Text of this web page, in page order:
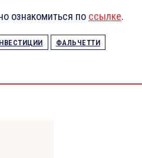
ознакомиться по ссылке.
ФАЛЬЧЕТТИ